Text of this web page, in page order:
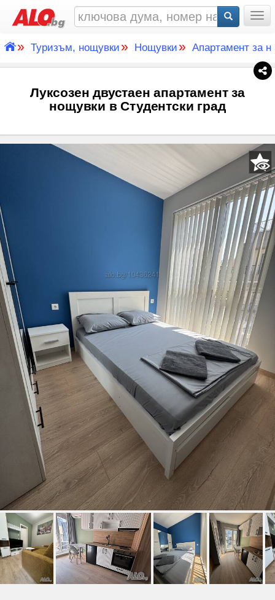
» Туризъм, нощувки » Нощувки » Апартамент за
Луксозен двустаен апартамент за
нощувки в Студентски град